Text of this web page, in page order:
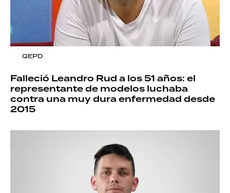
QEPD
Falleció Leandro Rud a los 51 años: el
representante de modelos luchaba
contra una muy dura enfermedad desde
2015